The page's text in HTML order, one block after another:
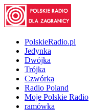
PolskieRadio.pl
Jedynka
Dwójka
Trójka
Czwórka
Radio Poland
Moje Polskie Radio
ramówka